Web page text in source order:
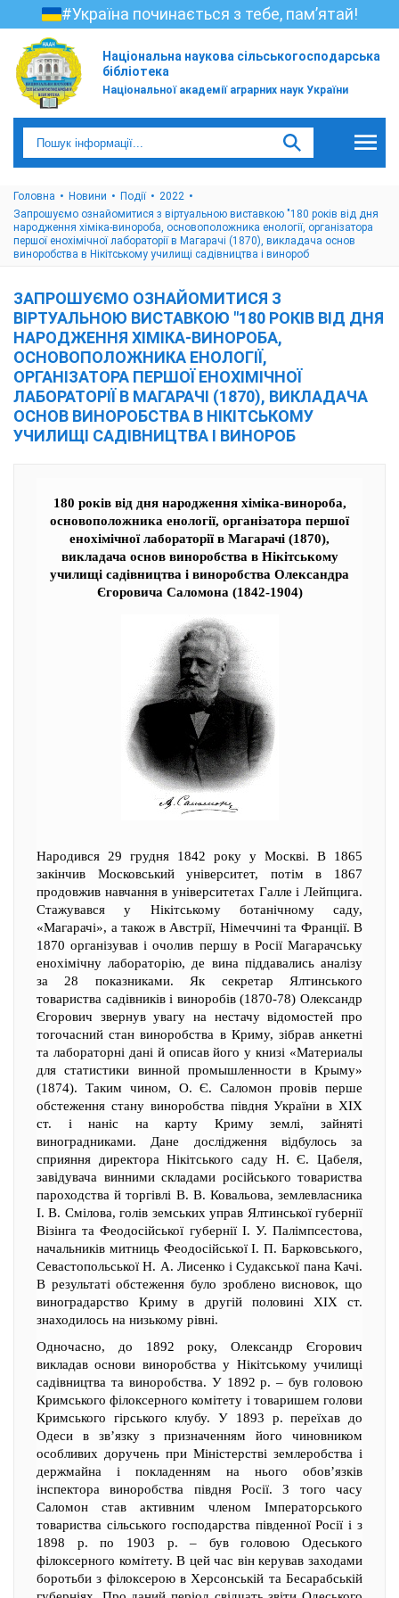
#Україна починається з тебе, пам’ятай!
Національна наукова сільськогосподарська
бібліотека
Національної академії аграрних наук України
Головна Новини Події
2022
Запрошуємо ознайомитися з віртуальною виставкою "180 років від дня
народження хіміка-винороба, основоположника енології, організатора
першої енохімічної лабораторії в Магарачі (1870), викладача основ
виноробства в Нікітському училищі садівництва і винороб
ЗАПРОШУЄМО ОЗНАЙОМИТИСЯ З
ВІРТУАЛЬНОЮ ВИСТАВКОЮ "180 РОКІВ ВІД ДНЯ
НАРОДЖЕННЯ ХІМІКА-ВИНОРОБА,
ОСНОВОПОЛОЖНИКА ЕНОЛОГІЇ,
ОРГАНІЗАТОРА ПЕРШОЇ ЕНОХІМІЧНОЇ
ЛАБОРАТОРІЇ В МАГАРАЧІ (1870), ВИКЛАДАЧА
ОСНОВ ВИНОРОБСТВА В НІКІТСЬКОМУ
УЧИЛИЩІ САДІВНИЦТВА І ВИНОРОБ
180 років від дня народження хіміка-винороба,
основоположника енології, організатора першої
енохімічної лабораторії в Магарачі (1870),
викладача основ виноробства в Нікітському
училищі садівництва і виноробства Олександра
Єгоровича Саломона (1842-1904)
Народився 29 грудня 1842 року у Москві. В 1865
закінчив Московський університет, потім в 1867
продовжив навчання в університетах Галле і Лейпцига.
Стажувався у Нікітському ботанічному саду,
«Магарачі», а також в Австрії, Німеччині та Франції. В
1870 організував і очолив першу в Росії Магарачську
енохімічну лабораторію, де вина піддавались аналізу
за 28 показниками. Як секретар Ялтинського
товариства садівників і виноробів (1870-78) Олександр
Єгорович звернув увагу на нестачу відомостей про
тогочасний стан виноробства в Криму, зібрав анкетні
та лабораторні дані й описав його у книзі «Материалы
для статистики винной промышленности в Крыму»
(1874). Таким чином, О. Є. Саломон провів перше
обстеження стану виноробства півдня України в XIX
ст. і наніс на карту Криму землі, зайняті
виноградниками. Дане дослідження відбулось за
сприяння директора Нікітського саду Н. Є. Цабеля,
завідувача винними складами російського товариства
пароходства й торгівлі В. В. Ковальова, землевласника
І. В. Смілова, голів земських управ Ялтинської губернії
Візінга та Феодосійської губернії І. У. Палімпсестова,
начальників митниць Феодосійської І. П. Барковського,
Севастопольської Н. А. Лисенко і Судакської пана Качі.
В результаті обстеження було зроблено висновок, що
виноградарство Криму в другій половині XIX ст.
знаходилось на низькому рівні.
Одночасно, до 1892 року, Олександр Єгорович
викладав основи виноробства у Нікітському училищі
садівництва та виноробства. У 1892 р. – був головою
Кримського філоксерного комітету і товаришем голови
Кримського гірського клубу. У 1893 р. переїхав до
Одеси в зв’язку з призначенням його чиновником
особливих доручень при Міністерстві землеробства і
держмайна і покладенням на нього обов’язків
інспектора виноробства півдня Росії. З того часу
Саломон став активним членом Імператорського
товариства сільського господарства південної Росії і з
1898 р. по 1903 р. – був головою Одеського
філоксерного комітету. В цей час він керував заходами
боротьби з філоксерою в Херсонській та Бесарабській